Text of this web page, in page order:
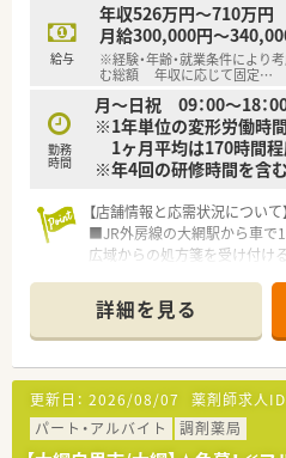
<借り上げ社宅制度あり>
■初期費用・引っ越し費用・家
転勤などにより転居が必要と
意します。駐車場も必要に応
周辺環境にも十分配慮してお
社員の皆様にはご負担なく仕
<充実の福利厚生>
ます！
■父母がともに育児休業を取
がお子様が 1歳2ヶ月になるま
■短時間勤務制度はお子様が
6時間の短時間勤務が可能で
す。
■育児やご家族の介護などに
制限がかかる場合であっても
り、社員の皆様にとって安心
しています。
■社員表彰制度、永年勤続表
給与
年収526万円～710万円
月給300,000円～
※経験・年齢・就業条件により
む総額 年収に応じて固定…
勤務
時間
月～日祝 09：00～18：
※1年単位の変形労働時
1ヶ月平均は170時間
※年4回の研修時間を含む
【店舗情報と応需状況について】
■JR外房線の大網駅から車で
広域からの処方箋を受け付け
の処方箋枚数は約30枚から40
■薬剤師は常勤3名と事務員2
もお互いに協力し合える落ち
【法人特徴について】
■千葉県を中心に調剤店舗を
や予防事業も手掛ける地域密
■セルフメディケーションと
詳細を見る
更新日： 2026/08/07 薬剤師求人ID
パート・アルバイト
調剤薬局